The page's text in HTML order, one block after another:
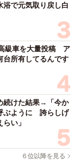
で元気取り戻し白
級車を大量投稿 ア
台所有してるんです
続けた結果→「今か
ぶように 誇らしげ
い」
６位以降を見る